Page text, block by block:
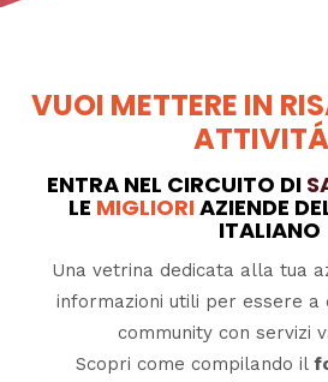
VUOI METTERE IN
ENTRA NEL CIRCUITO DI
LE MIGLIORIAZIENDE
ITALIANO
Una vetrina dedicata alla tua
informazioni utili per essere a
community con servizi
Scopri come compilando il